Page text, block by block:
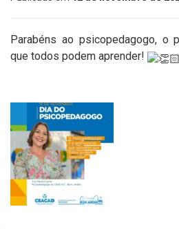
Parabéns ao psicopedagogo, o
que todos podem aprender!